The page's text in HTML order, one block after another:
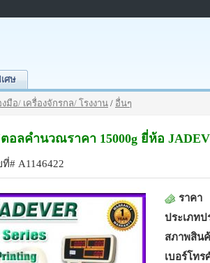
ศษ
งมือ/ เครื่องจักรกล/ โรงงาน / อื่นๆ
อลคำนวณราคา 15000g ยี่ห้อ
# A1146422
ราคา
ประเภทป
สภาพสิน
เบอร์โท